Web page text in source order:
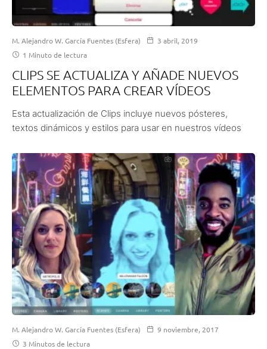
M. Alejandro W. García Fuentes (Esfera)
3 abril, 2019
1 Minuto de lectura
CLIPS SE ACTUALIZA Y AÑADE NUEVOS
ELEMENTOS PARA CREAR VÍDEOS
Esta actualización de Clips incluye nuevos pósteres,
textos dinámicos y estilos para usar en nuestros vídeos
M. Alejandro W. García Fuentes (Esfera)
9 noviembre, 2017
3 Minutos de lectura